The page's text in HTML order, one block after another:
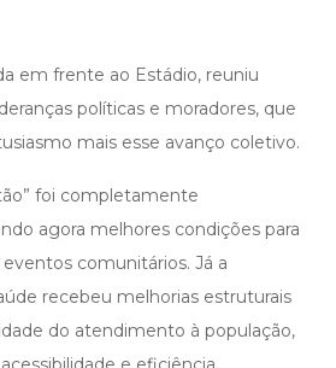
em frente ao Estádio, reuniu
políticas e moradores, que
mais esse avanço coletivo.
foi completamente
agora melhores condições para
comunitários. Já a
recebeu melhorias estruturais
do atendimento à população,